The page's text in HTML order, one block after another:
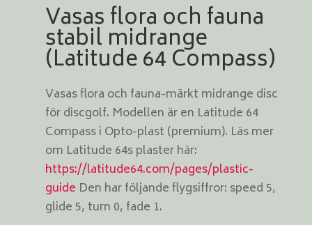
Vasas flora och fauna
stabil midrange
(Latitude 64 Compass)
Vasas flora och fauna-märkt midrange disc
för discgolf. Modellen är en Latitude 64
Compass i Opto-plast (premium). Läs mer
om Latitude 64s plaster här:
https://latitude64.com/pages/plastic-
guide Den har följande flygsiffror: speed 5,
glide 5, turn 0, fade 1.